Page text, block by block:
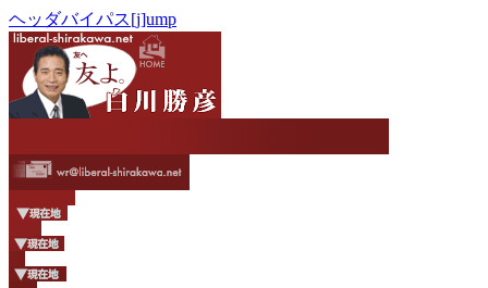
ヘッダバイパス[j]ump